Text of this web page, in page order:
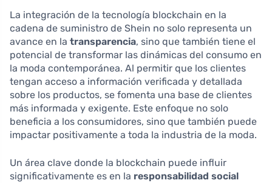
La integración de la tecnología blockchain en la
cadena de suministro de Shein no solo representa un
avance en la transparencia, sino que también tiene el
potencial de transformar las dinámicas del consumo en
la moda contemporánea. Al permitir que los clientes
tengan acceso a información verificada y detallada
sobre los productos, se fomenta una base de clientes
más informada y exigente. Este enfoque no solo
beneficia a los consumidores, sino que también puede
impactar positivamente a toda la industria de la moda.
Un área clave donde la blockchain puede influir
significativamente es en la responsabilidad social